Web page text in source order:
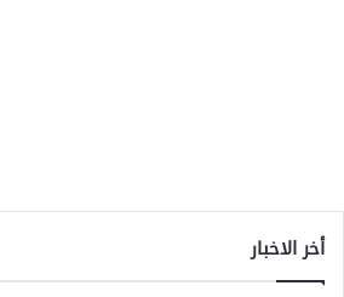
أخر الاخبار